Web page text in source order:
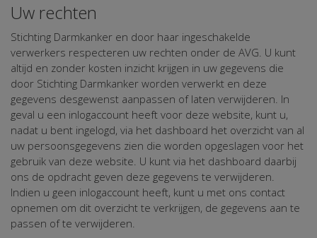
Uw rechten
Stichting Darmkanker en door haar ingeschakelde
verwerkers respecteren uw rechten onder de AVG. U kunt
altijd en zonder kosten inzicht krijgen in uw gegevens die
door Stichting Darmkanker worden verwerkt en deze
gegevens desgewenst aanpassen of laten verwijderen. In
geval u een inlogaccount heeft voor deze website, kunt u,
nadat u bent ingelogd, via het dashboard het overzicht van al
uw persoonsgegevens zien die worden opgeslagen voor het
gebruik van deze website. U kunt via het dashboard daarbij
ons de opdracht geven deze gegevens te verwijderen.
Indien u geen inlogaccount heeft, kunt u met ons contact
opnemen om dit overzicht te verkrijgen, de gegevens aan te
passen of te verwijderen.